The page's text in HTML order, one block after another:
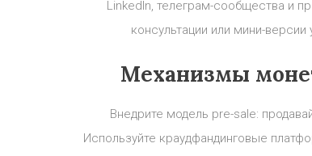
LinkedIn, телеграм-сообщества и
консультации или мини-
Механизмы
Внедрите модель pre-sale:
Используйте краудфандинговые